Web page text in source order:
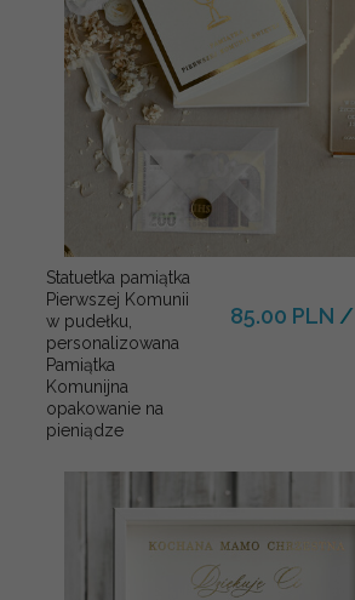
Statuetka pamiątka
Pierwszej Komunii
w pudełku,
personalizowana
Pamiątka
Komunijna
opakowanie na
pieniądze
85.00 PLN /